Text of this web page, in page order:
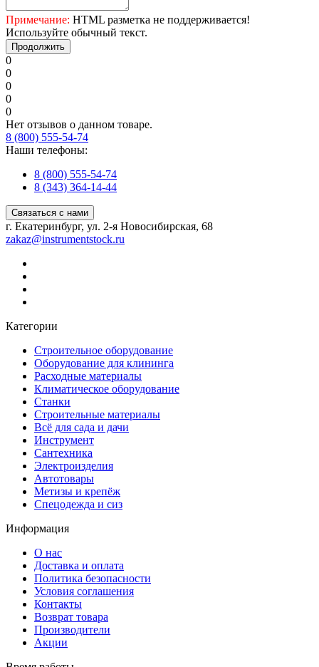
Примечание: HTML разметка не поддерживается!
Используйте обычный текст.
Продолжить
0
0
0
0
0
Нет отзывов о данном товаре.
8 (800) 555-54-74
Наши телефоны:
8 (800) 555-54-74
8 (343) 364-14-44
Связаться с нами
г. Екатеринбург, ул. 2-я Новосибирская, 68
zakaz@instrumentstock.ru
Категории
Строительное оборудование
Оборудование для клининга
Расходные материалы
Климатическое оборудование
Станки
Строительные материалы
Всё для сада и дачи
Инструмент
Сантехника
Электроизделия
Автотовары
Метизы и крепёж
Спецодежда и сиз
Информация
О нас
Доставка и оплата
Политика безопасности
Условия соглашения
Контакты
Возврат товара
Производители
Акции